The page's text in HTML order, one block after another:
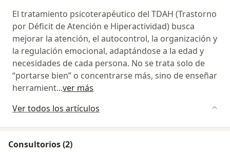
El tratamiento psicoterapéutico del TDAH (Trastorno
por Déficit de Atención e Hiperactividad) busca
mejorar la atención, el autocontrol, la organización y
la regulación emocional, adaptándose a la edad y
necesidades de cada persona. No se trata solo de
“portarse bien” o concentrarse más, sino de enseñar
herramient...ver más
Ver todos los artículos
Consultorios (2)